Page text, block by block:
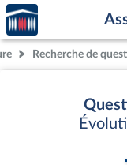
Aller au contenu
Aller en bas de la
Accèder
à la
page
d'accueilRecherche de